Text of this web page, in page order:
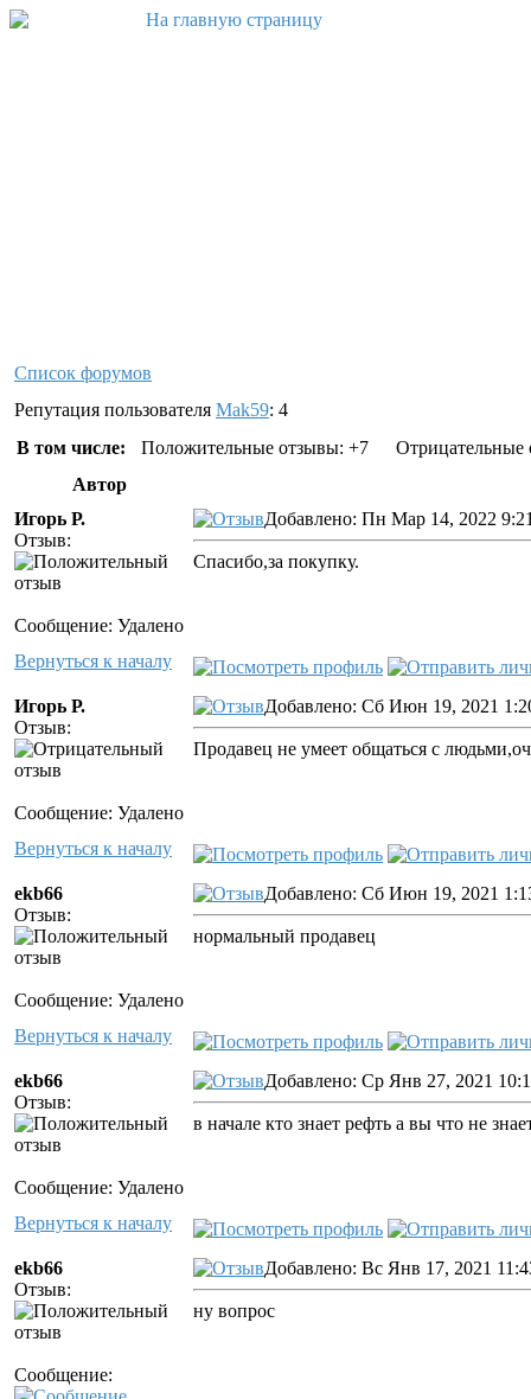
Список форумов
Репутация пользователя Mak59: 4
В том числе:
Положительные отзывы: +7
Отрицательные
Автор
Игорь Р.
Отзыв:
Сообщение: Удалено
Добавлено: Пн Мар 14, 2022
Спасибо,за покупку.
Вернуться к началу
Игорь Р.
Отзыв:
Сообщение: Удалено
Добавлено: Сб Июн 19, 2021
Продавец не умеет общаться с
Вернуться к началу
ekb66
Отзыв:
Сообщение: Удалено
Добавлено: Сб Июн 19, 2021
нормальный продавец
Вернуться к началу
ekb66
Отзыв:
Сообщение: Удалено
Добавлено: Ср Янв 27, 2021
в начале кто знает рефть а вы что не
Вернуться к началу
ekb66
Отзыв:
Сообщение:
Добавлено: Вс Янв 17, 2021
ну вопрос